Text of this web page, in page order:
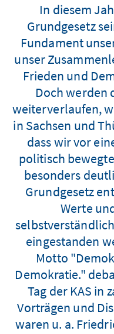
In diesem
Grundgesetz
Fundament
unser
Frieden und
Doch werden
weiterverlaufen,
in Sachsen und
dass wir vor
politisch
besonders
Grundgesetz
Werte
eingestanden
Motto
Demokratie."
Tag der KAS in
Vorträgen und
waren u. a.